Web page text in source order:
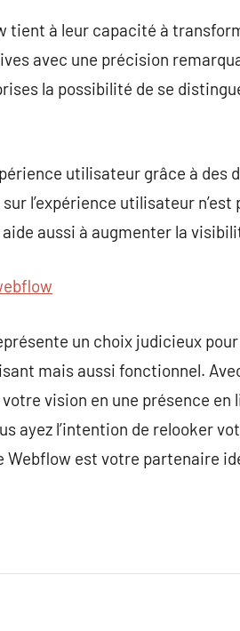
tient à leur capacité à
avec une précision
la possibilité de se
utilisateur grâce à des
l’expérience utilisateur
aussi à augmenter la
un choix judicieux
mais aussi fonctionnel.
vision en une présence
ayez l’intention de relooker
Webflow est votre partenaire